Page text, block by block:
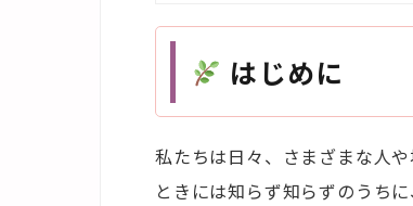
はじめに
私たちは日々、さまざまな人
ときには知らず知らずのうち